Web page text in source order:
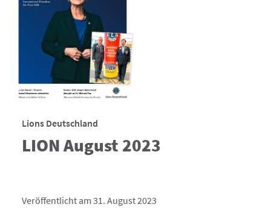
Lions Deutschland
LION August 2023
Veröffentlicht am 31. August 2023